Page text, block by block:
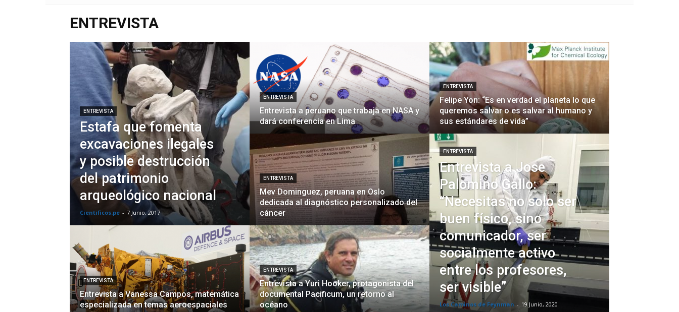
ENTREVISTA
ENTREVISTA
Estafa que fomenta
excavaciones ilegales
y posible destrucción
del patrimonio
arqueológico nacional
Cientificos.pe - 7 Junio, 2017
ENTREVISTA
Entrevista a Vanessa Campos, matemática
especializada en temas aeroespaciales
ENTREVISTA
Entrevista a peruano que trabaja en NASA y
dará conferencia en Lima
ENTREVISTA
Mev Dominguez, peruana en Oslo
dedicada al diagnóstico personalizado del
cáncer
ENTREVISTA
Entrevista a Yuri Hooker, protagonista del
documental Pacificum, un retorno al
océano
ENTREVISTA
Felipe Yon: “Es en verdad el planeta lo que
queremos salvar o es salvar al humano y
sus estándares de vida”
ENTREVISTA
Entrevista a Jose
Palomino Gallo:
“Necesitas no solo ser
buen físico, sino
comunicador, ser
socialmente activo
entre los profesores,
ser visible”
Los Caminos de Feynman - 19 Junio, 2020